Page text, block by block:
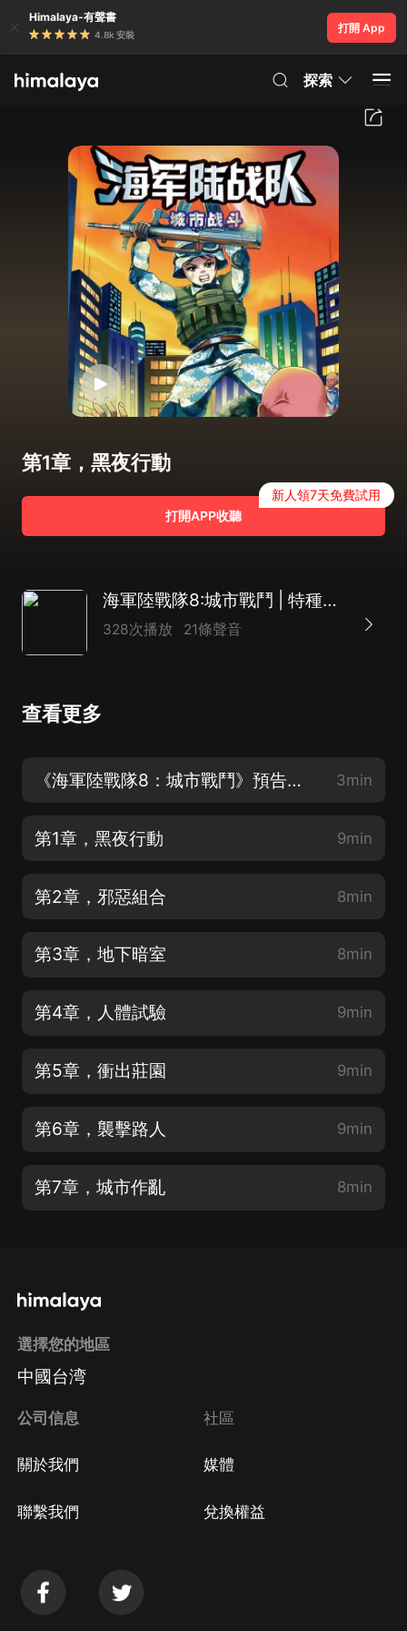
Himalaya-有聲書
4.8k 安裝
打開 App
探索
第1章，黑夜行動
打開APP收聽
新人領7天免費試用
海軍陸戰隊8:城市戰鬥 | 特種兵海戰篇 | 八路叔叔
328次播放 21條聲音
查看更多
《海軍陸戰隊8：城市戰鬥》預告片花 3min
第1章，黑夜行動 9min
第2章，邪惡組合 8min
第3章，地下暗室 8min
第4章，人體試驗 9min
第5章，衝出莊園 9min
第6章，襲擊路人 9min
第7章，城市作亂 8min
選擇您的地區
中國台湾
公司信息
關於我們
聯繫我們
社區
媒體
兌換權益